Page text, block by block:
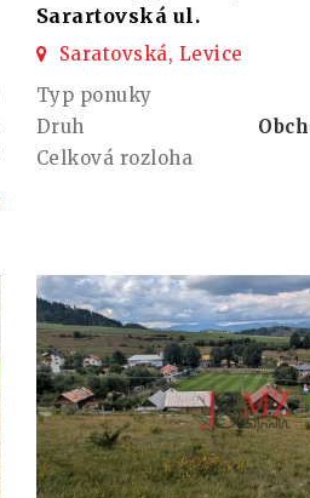
Sarartovská ul.
Saratovská, Levice
Typ ponuky
Druh
Celková rozloha